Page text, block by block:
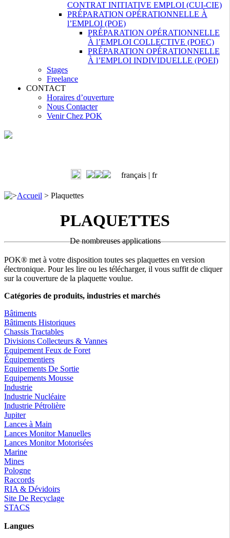
CONTRAT INITIATIVE EMPLOI (CUI-CIE)
PRÉPARATION OPÉRATIONNELLE À
l’EMPLOI (POE)
PRÉPARATION OPÉRATIONNELLE
À l’EMPLOI COLLECTIVE (POEC)
PRÉPARATION OPÉRATIONNELLE
À l’EMPLOI INDIVIDUELLE (POEI)
Stages
Freelance
CONTACT
Horaires d’ouverture
Nous Contacter
Venir Chez POK
français | fr
>Accueil > Plaquettes
PLAQUETTES
De nombreuses applications
POK® met à votre disposition toutes ses plaquettes en version
électronique. Pour les lire ou les télécharger, il vous suffit de cliquer
sur la couverture de la plaquette voulue.
Catégories de produits, industries et marchés
Bâtiments
Bâtiments Historiques
Chassis Tractables
Divisions Collecteurs & Vannes
Equipement Feux de Foret
Équipementiers
Equipements De Sortie
Equipements Mousse
Industrie
Industrie Nucléaire
Industrie Pétrolière
Jupiter
Lances à Main
Lances Monitor Manuelles
Lances Monitor Motorisées
Marine
Mines
Pologne
Raccords
RIA & Dévidoirs
Site De Recyclage
STACS
Langues